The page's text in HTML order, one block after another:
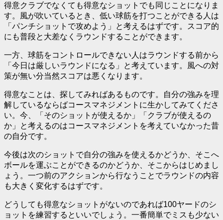
得意クラブでなくても得意なショットでも同じことになりま
す。風が吹いているとき、低い球筋を打つことができる人は
「パンチショットで攻めよう」と考えるはずです。スコア的
にも普段と大差なくラウンドすることができます。
一方、球筋をコントロールできない人はラウンドする前から
「今日は厳しいラウンドになる」と考えています。風への対
策が無い分当然スコアは悪くなります。
得意なことは、探してみればあるものです。自分の強みを理
解しているならばコースマネジメントに生かしてみてくださ
い。今、「そのショットが使えるか」「クラブが使えるの
か」と考えるのはコースマネジメントを考えていなかった昔
の自分です。
今後は次のショットで自分の強みを使えるかどうか、そこへ
ボールを運ぶことができるのかどうか、そこからはじめまし
ょう。一つ前のアクションから行なうことでラウンドの内容
も大きく変化するはずです。
どうしても得意なショットがないのであれば100ヤードのシ
ョットを練習するといいでしょう。一番簡単でミスも少ない